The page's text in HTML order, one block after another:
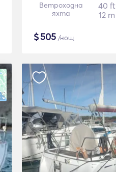
Ветроходна
яхта
40 ft
12 m
$505 /нощ